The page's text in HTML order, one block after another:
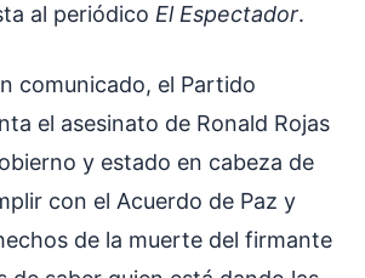
al periódico El Espectador.
comunicado, el Partido
el asesinato de Ronald Rojas
y estado en cabeza de
con el Acuerdo de Paz y
de la muerte del firmante